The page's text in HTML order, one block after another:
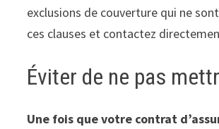
exclusions de couverture qui ne
ces clauses et contactez
Éviter de ne pas
Une fois que votre contrat